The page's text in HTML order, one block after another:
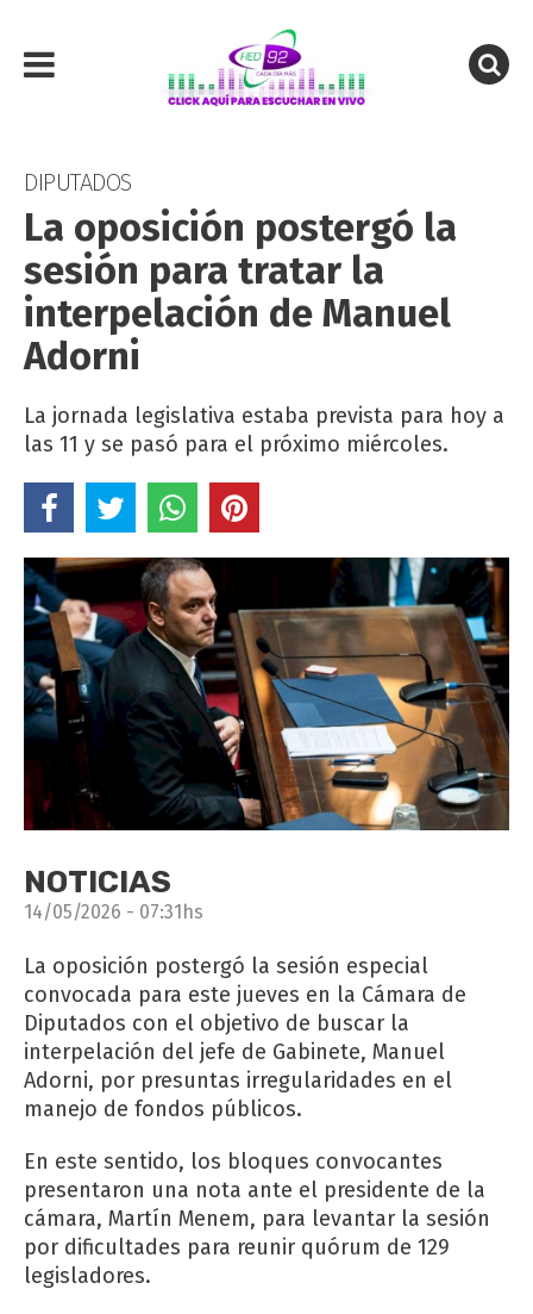
DIPUTADOS
La oposición postergó la
sesión para tratar la
interpelación de Manuel
Adorni
La jornada legislativa estaba prevista para hoy a
las 11 y se pasó para el próximo miércoles.
NOTICIAS
14/05/2026 - 07:31hs
La oposición postergó la sesión especial
convocada para este jueves en la Cámara de
Diputados con el objetivo de buscar la
interpelación del jefe de Gabinete, Manuel
Adorni, por presuntas irregularidades en el
manejo de fondos públicos.
En este sentido, los bloques convocantes
presentaron una nota ante el presidente de la
cámara, Martín Menem, para levantar la sesión
por dificultades para reunir quórum de 129
legisladores.